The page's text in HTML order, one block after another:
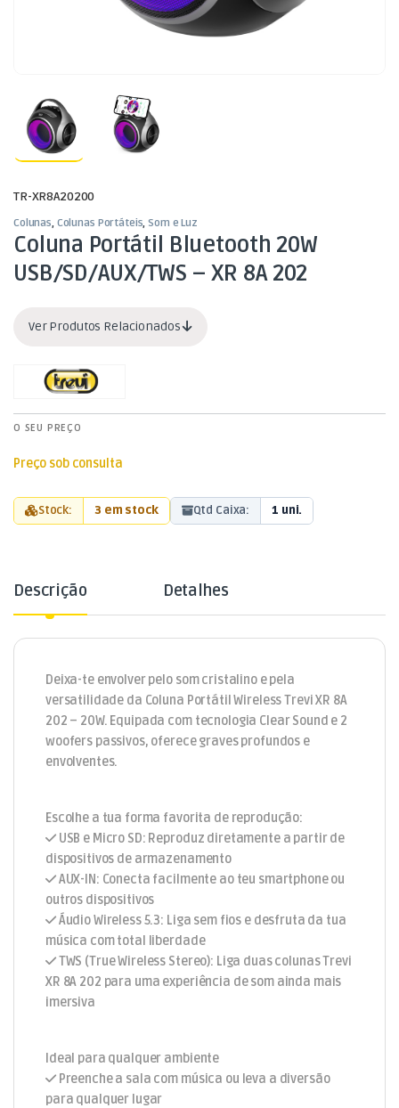
TR-XR8A20200
Colunas, Colunas Portáteis,Som e Luz
Coluna Portátil Bluetooth 20W
USB/SD/AUX/TWS – XR 8A 202
Ver Produtos Relacionados
O SEU PREÇO
Preço sob consulta
Stock: 3 em stock Qtd Caixa: 1 uni.
Descrição Detalhes
Deixa-te envolver pelo som cristalino e pela
versatilidade da Coluna Portátil Wireless Trevi XR 8A
202 – 20W. Equipada com tecnologia Clear Sound e 2
woofers passivos, oferece graves profundos e
envolventes.
Escolhe a tua forma favorita de reprodução:
USB e Micro SD: Reproduz diretamente a partir de
dispositivos de armazenamento
AUX-IN: Conecta facilmente ao teu smartphone ou
outros dispositivos
Áudio Wireless 5.3: Liga sem fios e desfruta da tua
música com total liberdade
TWS (True Wireless Stereo): Liga duas colunas Trevi
XR 8A 202 para uma experiência de som ainda mais
imersiva
Ideal para qualquer ambiente
Preenche a sala com música ou leva a diversão
para qualquer lugar